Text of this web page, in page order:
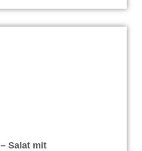
Salat mit